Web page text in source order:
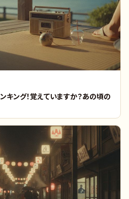
キング！覚えていますか？あの頃の